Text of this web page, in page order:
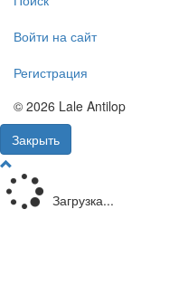
Войти на сайт
Регистрация
© 2026 Lale Antilop
Закрыть
Загрузка...